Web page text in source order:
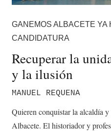
GANEMOS ALBACETE YA
CANDIDATURA
Recuperar la
y la ilusión
MANUEL REQUENA
Quieren conquistar la alcaldía
Albacete. El historiador y